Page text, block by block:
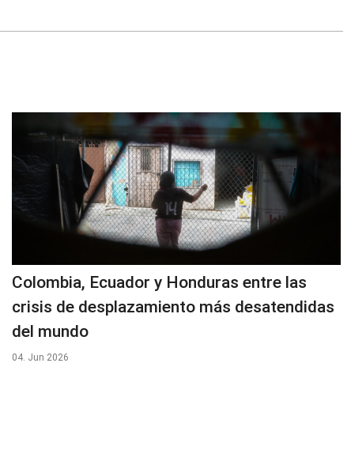
Colombia, Ecuador y Honduras entre las
crisis de desplazamiento más desatendidas
del mundo
04. Jun 2026